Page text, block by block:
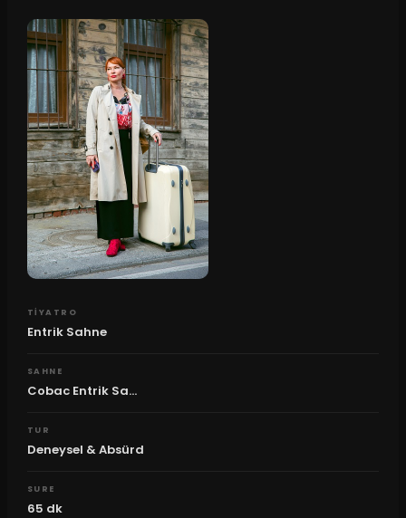
TIYATRO
Entrik Sahne
SAHNE
Cobac Entrik Sa...
TUR
Deneysel & Absürd
SURE
65 dk